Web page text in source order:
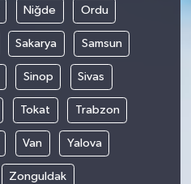
Niğde Ordu
Sakarya Samsun
Sinop Sivas
Tokat Trabzon
Van Yalova
Zonguldak